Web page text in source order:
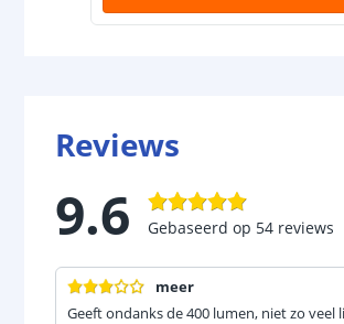
Reviews
9.6 Gebaseerd op 54 reviews
meer
Geeft ondanks de 400 lumen, niet zo veel